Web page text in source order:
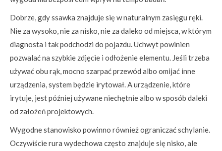
Dobrze, gdy ssawka znajduje się w naturalnym zasięgu ręki.
Nie za wysoko, nie za nisko, nie za daleko od miejsca, w którym
diagnosta i tak podchodzi do pojazdu. Uchwyt powinien
pozwalać na szybkie zdjęcie i odłożenie elementu. Jeśli trzeba
używać obu rąk, mocno szarpać przewód albo omijać inne
urządzenia, system będzie irytował. A urządzenie, które
irytuje, jest później używane niechętnie albo w sposób daleki
od założeń projektowych.
Wygodne stanowisko powinno również ograniczać schylanie.
Oczywiście rura wydechowa często znajduje się nisko, ale